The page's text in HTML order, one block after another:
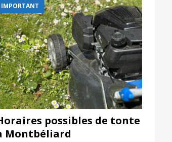
IMPORTANT
possibles de tonte
Montbéliard